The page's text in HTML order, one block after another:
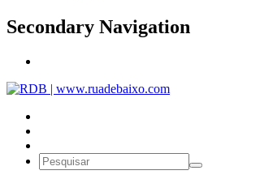
Secondary Navigation